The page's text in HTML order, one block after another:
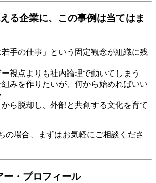
る企業に、この事例は当てはま
若手の仕事」という固定観念が組織に残
視点よりも社内論理で動いてしまう
みを作りたいが、何から始めればいい
から脱却し、外部と共創する文化を育て
の場合、まずはお気軽にご相談くださ
・プロフィール